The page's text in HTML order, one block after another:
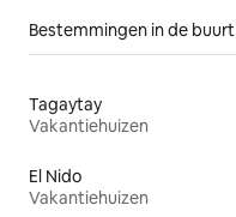
Bestemmingen in de buurt
Tagaytay
Vakantiehuizen
El Nido
Vakantiehuizen